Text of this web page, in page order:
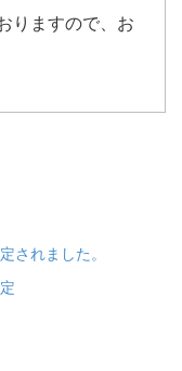
りますので、お
されました。